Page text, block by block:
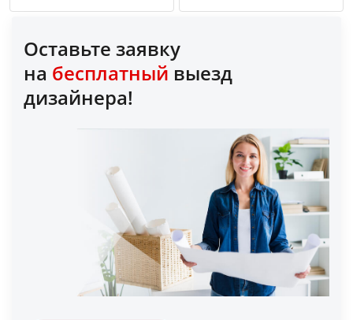
Оставьте заявку
на бесплатный выезд
дизайнера!